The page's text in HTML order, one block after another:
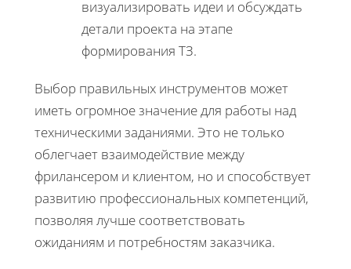
визуализировать идеи и обсуждать
детали проекта на этапе
формирования ТЗ.
Выбор правильных инструментов может
иметь огромное значение для работы над
техническими заданиями. Это не только
облегчает взаимодействие между
фрилансером и клиентом, но и способствует
развитию профессиональных компетенций,
позволяя лучше соответствовать
ожиданиям и потребностям заказчика.